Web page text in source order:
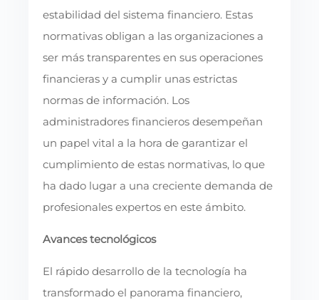
estabilidad del sistema financiero. Estas
normativas obligan a las organizaciones a
ser más transparentes en sus operaciones
financieras y a cumplir unas estrictas
normas de información. Los
administradores financieros desempeñan
un papel vital a la hora de garantizar el
cumplimiento de estas normativas, lo que
ha dado lugar a una creciente demanda de
profesionales expertos en este ámbito.
Avances tecnológicos
El rápido desarrollo de la tecnología ha
transformado el panorama financiero,